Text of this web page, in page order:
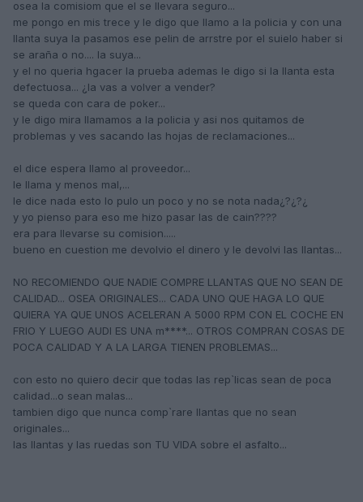
osea la comisiom que el se llevara seguro...
me pongo en mis trece y le digo que llamo a la policia y con una
llanta suya la pasamos ese pelin de arrstre por el suielo haber si
se araña o no.... la suya...
y el no queria hgacer la prueba ademas le digo si la llanta esta
defectuosa... ¿la vas a volver a vender?
se queda con cara de poker...
y le digo mira llamamos a la policia y asi nos quitamos de
problemas y ves sacando las hojas de reclamaciones...
el dice espera llamo al proveedor...
le llama y menos mal,...
le dice nada esto lo pulo un poco y no se nota nada¿?¿?¿
y yo pienso para eso me hizo pasar las de cain????
era para llevarse su comision.....
bueno en cuestion me devolvio el dinero y le devolvi las llantas...
NO RECOMIENDO QUE NADIE COMPRE LLANTAS QUE NO SEAN DE
CALIDAD... OSEA ORIGINALES... CADA UNO QUE HAGA LO QUE
QUIERA YA QUE UNOS ACELERAN A 5000 RPM CON EL COCHE EN
FRIO Y LUEGO AUDI ES UNA m****... OTROS COMPRAN COSAS DE
POCA CALIDAD Y A LA LARGA TIENEN PROBLEMAS...
con esto no quiero decir que todas las rep`licas sean de poca
calidad...o sean malas...
tambien digo que nunca comp`rare llantas que no sean
originales...
las llantas y las ruedas son TU VIDA sobre el asfalto...